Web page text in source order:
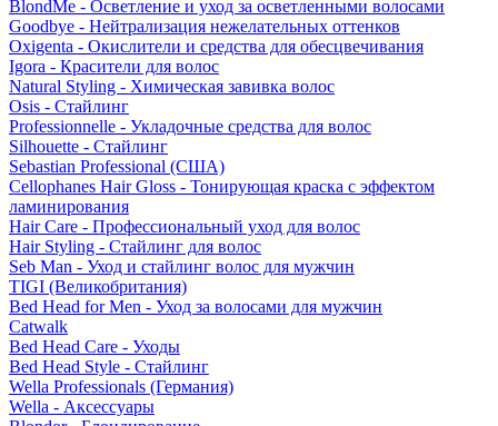
BlondMe - Осветление и уход за осветленными волосами
Goodbye - Нейтрализация нежелательных оттенков
Oxigenta - Окислители и средства для обесцвечивания
Igora - Красители для волос
Natural Styling - Химическая завивка волос
Osis - Стайлинг
Professionnelle - Укладочные средства для волос
Silhouette - Стайлинг
Sebastian Professional (США)
Cellophanes Hair Gloss - Тонирующая краска с эффектом
ламинирования
Hair Care - Профессиональный уход для волос
Hair Styling - Стайлинг для волос
Seb Man - Уход и стайлинг волос для мужчин
TIGI (Великобритания)
Bed Head for Men - Уход за волосами для мужчин
Catwalk
Bed Head Care - Уходы
Bed Head Style - Стайлинг
Wella Professionals (Германия)
Wella - Аксессуары